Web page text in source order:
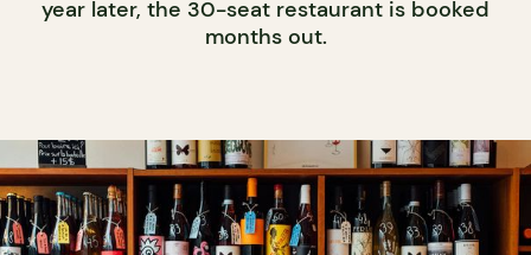
year later, the 30-seat restaurant is booked
months out.